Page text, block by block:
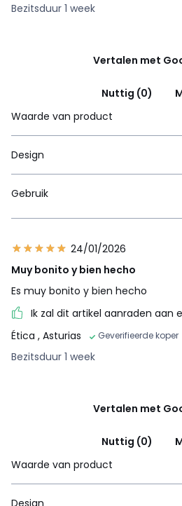
Bezitsduur 1 week
Vertalen met
Nuttig (0)
Waarde van product
Design
Gebruik
24/01/2026
Muy bonito y bien hecho
Es muy bonito y bien hecho
Ik zal dit artikel aanraden aan
Ética , Asturias Geverifieerde koper
Bezitsduur 1 week
Vertalen met
Nuttig (0)
Waarde van product